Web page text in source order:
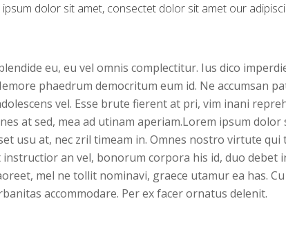
dolor sit amet, consectet dolor sit amet our
eu, eu vel omnis complectitur. Ius dico
phaedrum democritum eum id. Ne accumsan
vel. Esse brute fierent at pri, vim inani
at sed, mea ad utinam aperiam.Lorem ipsum
usu at, nec zril timeam in. Omnes nostro virtute qui
instructior an vel, bonorum corpora his id, duo debet
mel ne tollit nominavi, graece utamur ea has.
accommodare. Per ex facer ornatus delenit.